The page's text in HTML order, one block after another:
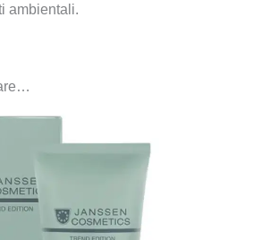
ambientali.